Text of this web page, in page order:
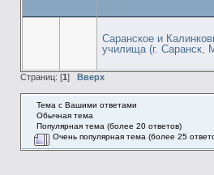
Саранское и
училища (г. Саранск,
Страниц: [1 ] Вверх
Тема с Вашими ответами
Обычная тема
Популярная тема (более 20 ответов)
Очень популярная тема (более 25